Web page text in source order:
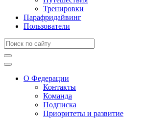
Тренировки
Парафридайвинг
Пользователи
О Федерации
Контакты
Команда
Подписка
Приоритеты и развитие